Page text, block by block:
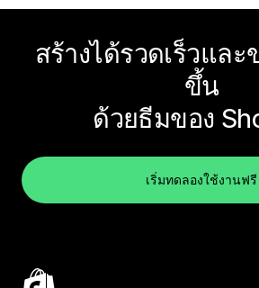
สร้างได้รวดเร็วแล
ขึ้น
ด้วยธีมของ
เริ่มทดลองใช้งานฟรี